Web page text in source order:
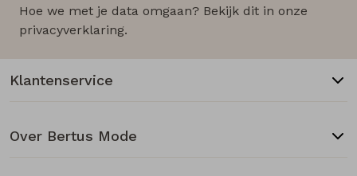
Hoe we met je data omgaan? Bekijk dit in onze
privacyverklaring.
Klantenservice
Over Bertus Mode